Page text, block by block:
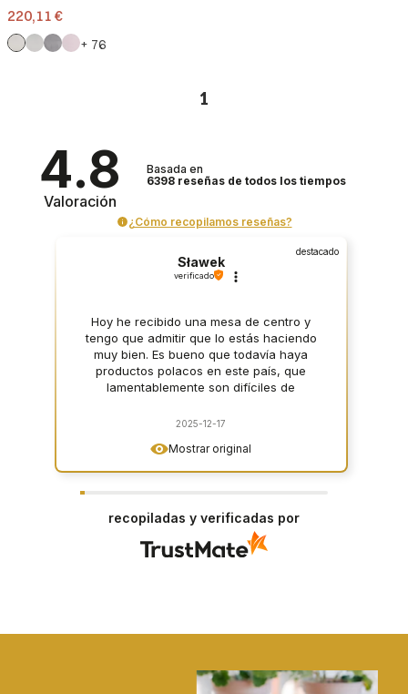
Precio
220,11 €
+ 76
1
4.8
Valoración
Basada en
6398reseñas de todos los tiempos
¿Cómo recopilamos reseñas?
Mostrar original
destacado
Sławek
verificado
Hoy he recibido una mesa de centro y
tengo que admitir que lo estás haciendo
muy bien. Es bueno que todavía haya
productos polacos en este país, que
lamentablemente son difíciles de
2025-12-17
recopiladas y verificadas por